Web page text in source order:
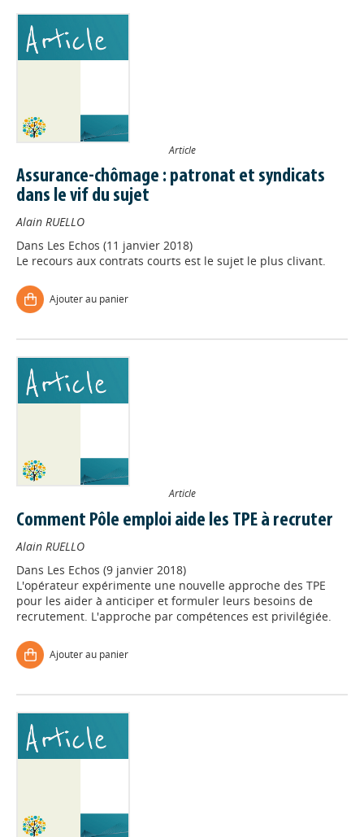
Article
Assurance-chômage : patronat et syndicats
dans le vif du sujet
Alain RUELLO
Dans Les Echos (11 janvier 2018)
Le recours aux contrats courts est le sujet le plus clivant.
Ajouter au panier
Article
Comment Pôle emploi aide les TPE à recruter
Alain RUELLO
Dans Les Echos (9 janvier 2018)
L'opérateur expérimente une nouvelle approche des TPE
pour les aider à anticiper et formuler leurs besoins de
recrutement. L'approche par compétences est privilégiée.
Ajouter au panier